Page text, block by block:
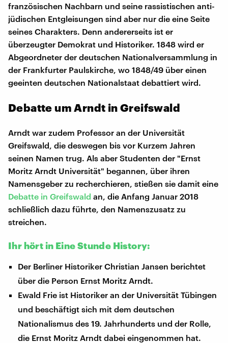
französischen Nachbarn und seine rassistischen anti-
jüdischen Entgleisungen sind aber nur die eine Seite
seines Charakters. Denn andererseits ist er
überzeugter Demokrat und Historiker. 1848 wird er
Abgeordneter der deutschen Nationalversammlung in
der Frankfurter Paulskirche, wo 1848/49 über einen
geeinten deutschen Nationalstaat debattiert wird.
Debatte um Arndt in Greifswald
Arndt war zudem Professor an der Universität
Greifswald, die deswegen bis vor Kurzem Jahren
seinen Namen trug. Als aber Studenten der "Ernst
Moritz Arndt Universität" begannen, über ihren
Namensgeber zu recherchieren, stießen sie damit eine
Debatte in Greifswald an, die Anfang Januar 2018
schließlich dazu führte, den Namenszusatz zu
streichen.
Ihr hört in Eine Stunde History:
Der Berliner Historiker Christian Jansen berichtet
über die Person Ernst Moritz Arndt.
Ewald Frie ist Historiker an der Universität Tübingen
und beschäftigt sich mit dem deutschen
Nationalismus des 19. Jahrhunderts und der Rolle,
die Ernst Moritz Arndt dabei eingenommen hat.